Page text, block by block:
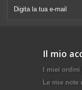
Il mio
I miei ordini
Le mie note